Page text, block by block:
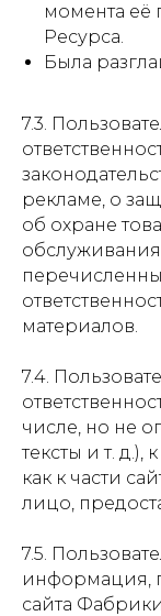
момента её
Ресурса.
Была
7.3.
рекламе, о
об охране
материалов.
7.4.
числе, но не
тексты и т.
как к части
лицо,
7.5.
информация,
сайта